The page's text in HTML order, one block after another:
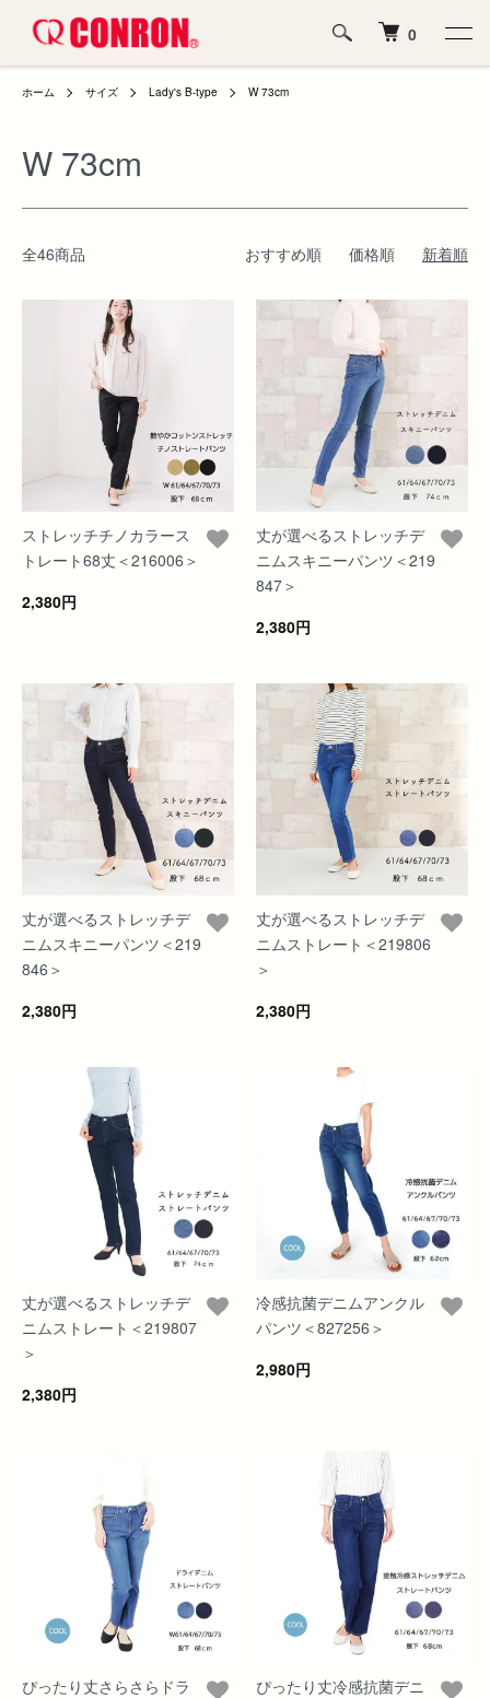
0
ホーム サイズ Lady's B-type W 73cm
W 73cm
全46商品 おすすめ順 価格順 新着順
ストレッチチノカラース
トレート68丈＜216006＞
2,380円
丈が選べるストレッチデ
ニムスキニーパンツ＜219
847＞
2,380円
丈が選べるストレッチデ
ニムスキニーパンツ＜219
846＞
2,380円
丈が選べるストレッチデ
ニムストレート＜219806
＞
2,380円
丈が選べるストレッチデ
ニムストレート＜219807
＞
2,380円
冷感抗菌デニムアンクル
パンツ＜827256＞
2,980円
ぴったり丈さらさらドラ
ぴったり丈冷感抗菌デニ